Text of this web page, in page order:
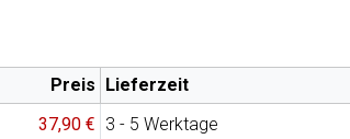
Preis Lieferzeit
37,90 € 3 - 5 Werktage